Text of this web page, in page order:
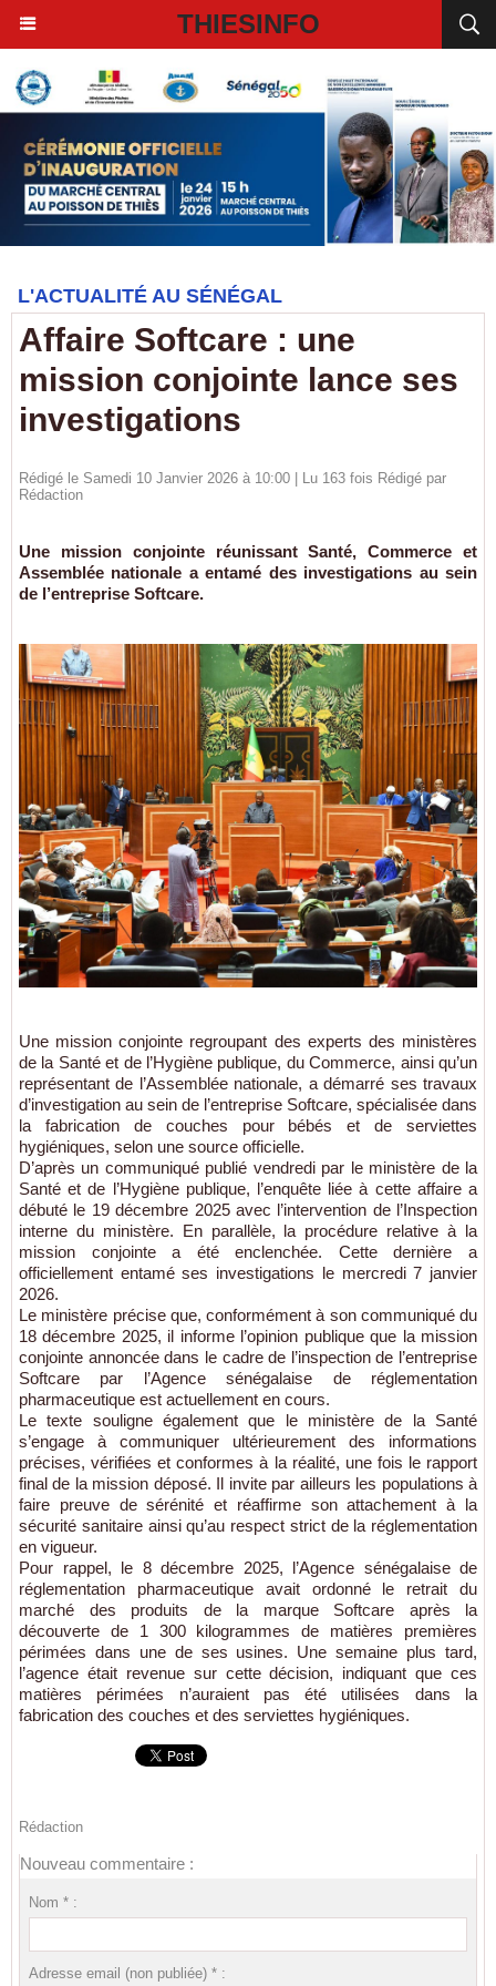
THIESINFO
L'ACTUALITÉ AU SÉNÉGAL
Affaire Softcare : une
mission conjointe lance ses
investigations
Rédigé le Samedi 10 Janvier 2026 à 10:00 | Lu 163 fois Rédigé par
Rédaction
Une mission conjointe réunissant Santé, Commerce et
Assemblée nationale a entamé des investigations au sein
de l’entreprise Softcare.
Une mission conjointe regroupant des experts des ministères
de la Santé et de l’Hygiène publique, du Commerce, ainsi qu’un
représentant de l’Assemblée nationale, a démarré ses travaux
d’investigation au sein de l’entreprise Softcare, spécialisée dans
la fabrication de couches pour bébés et de serviettes
hygiéniques, selon une source officielle.
D’après un communiqué publié vendredi par le ministère de la
Santé et de l’Hygiène publique, l’enquête liée à cette affaire a
débuté le 19 décembre 2025 avec l’intervention de l’Inspection
interne du ministère. En parallèle, la procédure relative à la
mission conjointe a été enclenchée. Cette dernière a
officiellement entamé ses investigations le mercredi 7 janvier
2026.
Le ministère précise que, conformément à son communiqué du
18 décembre 2025, il informe l’opinion publique que la mission
conjointe annoncée dans le cadre de l’inspection de l’entreprise
Softcare par l’Agence sénégalaise de réglementation
pharmaceutique est actuellement en cours.
Le texte souligne également que le ministère de la Santé
s’engage à communiquer ultérieurement des informations
précises, vérifiées et conformes à la réalité, une fois le rapport
final de la mission déposé. Il invite par ailleurs les populations à
faire preuve de sérénité et réaffirme son attachement à la
sécurité sanitaire ainsi qu’au respect strict de la réglementation
en vigueur.
Pour rappel, le 8 décembre 2025, l’Agence sénégalaise de
réglementation pharmaceutique avait ordonné le retrait du
marché des produits de la marque Softcare après la
découverte de 1 300 kilogrammes de matières premières
périmées dans une de ses usines. Une semaine plus tard,
l’agence était revenue sur cette décision, indiquant que ces
matières périmées n’auraient pas été utilisées dans la
fabrication des couches et des serviettes hygiéniques.
Rédaction
Nouveau commentaire :
Nom * :
Adresse email (non publiée) * :